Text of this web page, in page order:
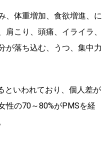
、体重増加、食欲増進、に
肩こり、頭痛、イライラ、
が落ち込む、うつ、集中力
といわれており、個人差が
性の70～80%がPMSを経